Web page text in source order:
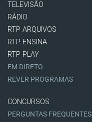
TELEVISÃO
RÁDIO
RTP ARQUIVOS
RTP ENSINA
RTP PLAY
EM DIRETO
REVER PROGRAMAS
CONCURSOS
PERGUNTAS FREQUENTES